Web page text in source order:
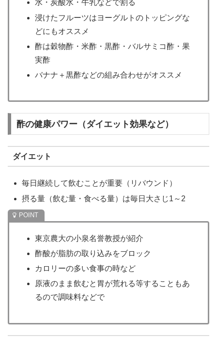
水・炭酸水・牛乳などで割る
浸けたフルーツはヨーグルトのトッピングな
どにもオススメ
酢は穀物酢・米酢・黒酢・バルサミコ酢・果
実酢
バナナ＋黒酢などの組み合わせがオススメ
酢の健康パワー（ダイエット効果など）
ダイエット
毎日継続して飲むことが重要（リバウンド）
摂る量（飲む量・食べる量）は毎日大さじ1～2
東京農大の小泉名誉教授が紹介
酢酸が脂肪の取り込みをブロック
カロリーの多い食事の時など
原液のまま飲むと胃が荒れる等することもあ
るので調味料などで